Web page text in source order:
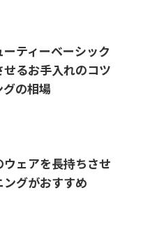
ティーベーシック
るお手入れのコツ
グの相場
ェアを長持ちさせ
グがおすすめ